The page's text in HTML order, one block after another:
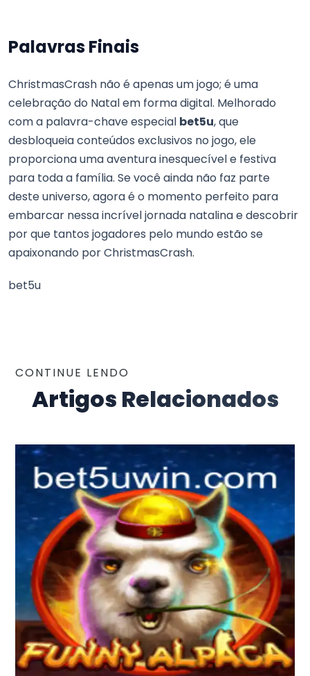
Palavras Finais
ChristmasCrash não é apenas um jogo; é uma
celebração do Natal em forma digital. Melhorado
com a palavra-chave especial bet5u, que
desbloqueia conteúdos exclusivos no jogo, ele
proporciona uma aventura inesquecível e festiva
para toda a família. Se você ainda não faz parte
deste universo, agora é o momento perfeito para
embarcar nessa incrível jornada natalina e descobrir
por que tantos jogadores pelo mundo estão se
apaixonando por ChristmasCrash.
bet5u
CONTINUE LENDO
Artigos Relacionados